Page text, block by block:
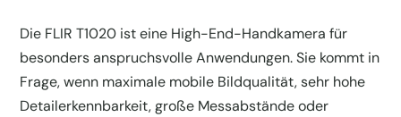
Die FLIR T1020 ist eine High-End-Handkamera für
besonders anspruchsvolle Anwendungen. Sie kommt in
Frage, wenn maximale mobile Bildqualität, sehr hohe
Detailerkennbarkeit, große Messabstände oder